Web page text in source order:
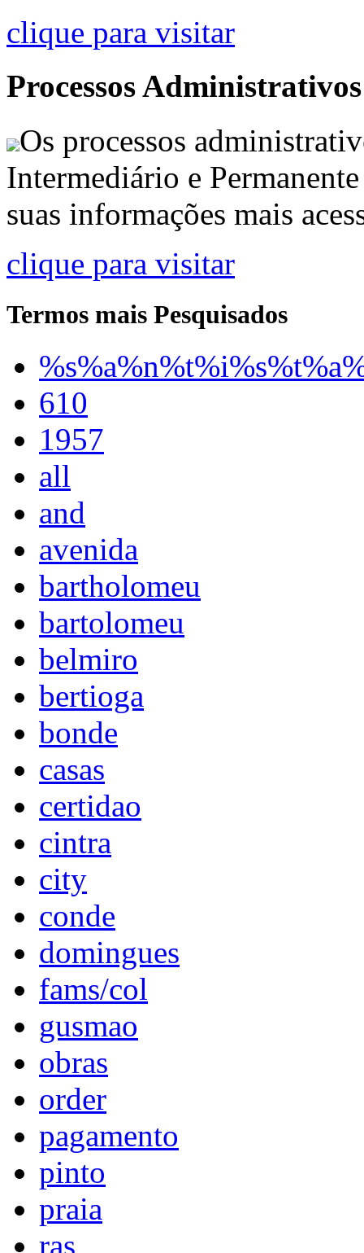
clique para visitar
Processos Administrativos
Os processos
Intermediário e
suas informações mais
clique para visitar
Termos mais Pesquisados
610
1957
all
and
avenida
bartholomeu
bartolomeu
belmiro
bertioga
bonde
casas
certidao
cintra
city
conde
domingues
fams/col
gusmao
obras
order
pagamento
pinto
praia
ras